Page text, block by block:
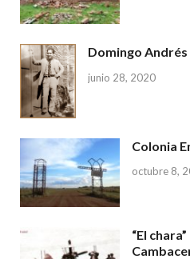
Domingo Andrés
junio 28, 2020
Colonia
octubre 8,
“El